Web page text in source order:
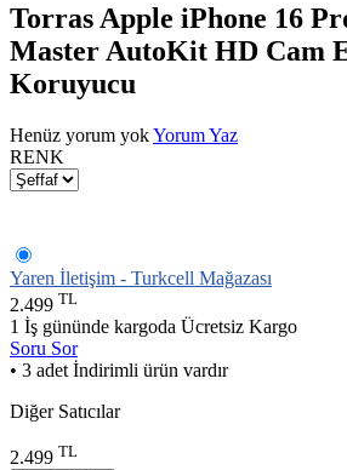
Torras Apple iPhone 16
Master AutoKit HD Cam
Koruyucu
Henüz yorum yokYorum Yaz
RENK
Yaren İletişim - Turkcell Mağazası
2.499 TL
1 İş gününde kargoda Ücretsiz Kargo
Soru Sor
• 3 adet İndirimli ürün vardır
Diğer Satıcılar
2.499 TL